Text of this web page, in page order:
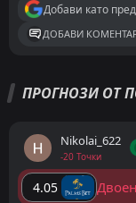
Добави като
ДОБАВИ
ПРОГНОЗИ ОТ
Nikolai_622
-20 Точки
4.05